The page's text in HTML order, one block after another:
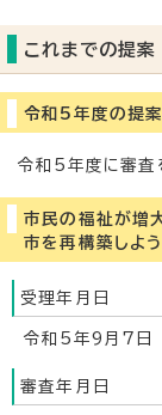
これまでの提案
令和5年度の提案
令和5年度に審査
市民の福祉が増
市を再構築しよ
受理年月日
令和5年9月7日
審査年月日